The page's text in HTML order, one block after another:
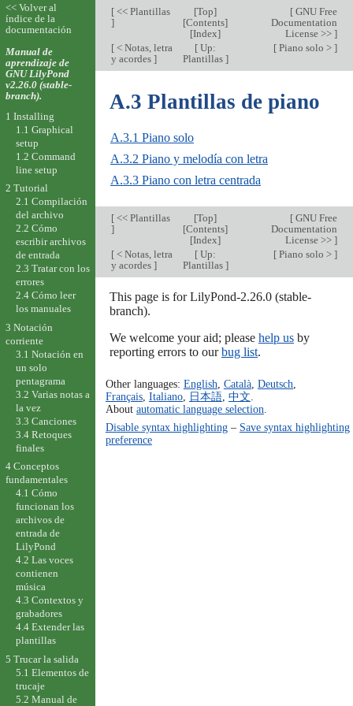
[<< Plantillas
]
[Top]
[Contents]
[Index]
[GNU Free
Documentation
License >> ]
[< Notas, letra
y acordes ]
[ Up:
Plantillas ]
[Piano solo > ]
A.3 Plantillas de piano
A.3.1 Piano solo
A.3.2 Piano y melodía con letra
A.3.3 Piano con letra centrada
[<< Plantillas
]
[Top]
[Contents]
[Index]
[GNU Free
Documentation
License >> ]
[< Notas, letra
y acordes ]
[ Up:
Plantillas ]
[Piano solo > ]
This page is for LilyPond-2.26.0 (stable-
branch).
We welcome your aid; please help usby
reporting errors to ourbug list.
Other languages: English Català, Deutsch
Français, Italiano, 日本語, 中文
About automatic language selection
Disable syntax highlighting– Save syntax highlighting
preference
<< Volver al
índice de la
documentación
Manual de
aprendizaje de
GNU LilyPond
v2.26.0 (stable-
branch).
1 Installing
1.1 Graphical
setup
1.2 Command
line setup
2 Tutorial
2.1 Compilación
del archivo
2.2 Cómo
escribir archivos
de entrada
2.3 Tratar con los
errores
2.4 Cómo leer
los manuales
3 Notación
corriente
3.1 Notación en
un solo
pentagrama
3.2 Varias notas a
la vez
3.3 Canciones
3.4 Retoques
finales
4 Conceptos
fundamentales
4.1 Cómo
funcionan los
archivos de
entrada de
LilyPond
4.2 Las voces
contienen
música
4.3 Contextos y
grabadores
4.4 Extender las
plantillas
5 Trucar la salida
5.1 Elementos de
trucaje
5.2 Manual de